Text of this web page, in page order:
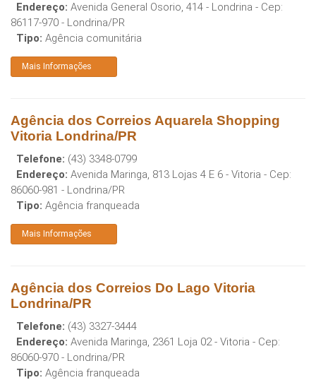
Endereço: Avenida General Osorio, 414 - Londrina - Cep:
86117-970 - Londrina/PR
Tipo: Agência comunitária
Mais Informações
Agência dos Correios Aquarela Shopping
Vitoria Londrina/PR
Telefone: (43) 3348-0799
Endereço: Avenida Maringa, 813 Lojas 4 E 6 - Vitoria - Cep:
86060-981 - Londrina/PR
Tipo: Agência franqueada
Mais Informações
Agência dos Correios Do Lago Vitoria
Londrina/PR
Telefone: (43) 3327-3444
Endereço: Avenida Maringa, 2361 Loja 02 - Vitoria - Cep:
86060-970 - Londrina/PR
Tipo: Agência franqueada